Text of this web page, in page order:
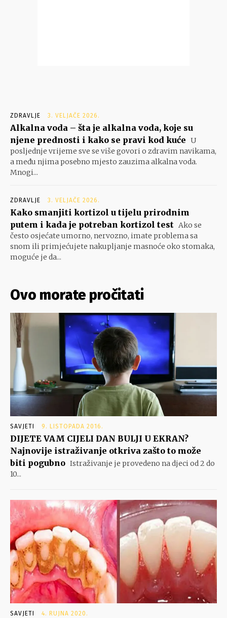
ZDRAVLJE 3. VELJAČE 2026.
Alkalna voda – šta je alkalna voda, koje su
njene prednosti i kako se pravi kod kuće U
posljednje vrijeme sve se više govori o zdravim navikama,
a među njima posebno mjesto zauzima alkalna voda.
Mnogi...
ZDRAVLJE 3. VELJAČE 2026.
Kako smanjiti kortizol u tijelu prirodnim
putem i kada je potreban kortizol test Ako se
često osjećate umorno, nervozno, imate problema sa
snom ili primjećujete nakupljanje masnoće oko stomaka,
moguće je da...
Ovo morate pročitati
SAVJETI 9. LISTOPADA 2016.
DIJETE VAM CIJELI DAN BULJI U EKRAN?
Najnovije istraživanje otkriva zašto to može
biti pogubno Istraživanje je provedeno na djeci od 2 do
10...
SAVJETI 4. RUJNA 2020.